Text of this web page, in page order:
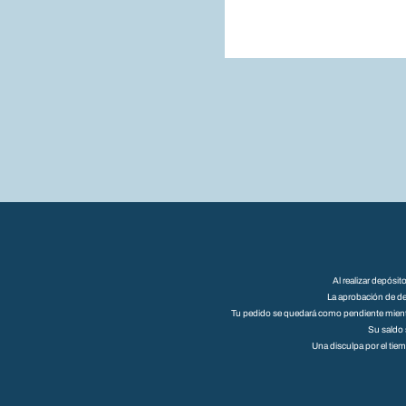
Al realizar
La aprobación de
Tu pedido se quedará como pendiente
Su saldo
Una disculpa por el